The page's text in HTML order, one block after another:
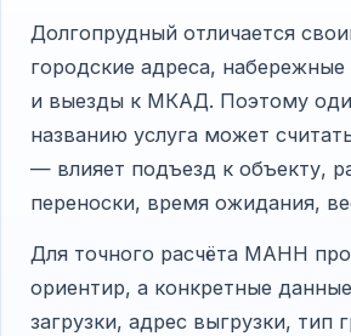
Долгопрудный отличается
городские адреса,
и выезды к МКАД. Поэтому
названию услуга может
— влияет подъезд к объекту,
переноски, время ожидания,
Для точного расчёта МАНН
ориентир, а конкретные
загрузки, адрес выгрузки, тип